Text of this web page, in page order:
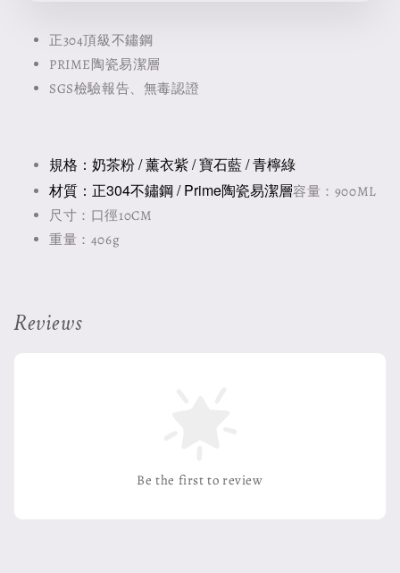
正304頂級不鏽鋼
PRIME陶瓷易潔層
SGS檢驗報告、無毒認證
規格： 奶茶粉 / 薰衣紫 / 寶石藍 / 青檸綠
材質：正304不鏽鋼 / Prime陶瓷易潔層容量：900ML
尺寸：口徑10CM
重量：406g
Reviews
Be the first to review